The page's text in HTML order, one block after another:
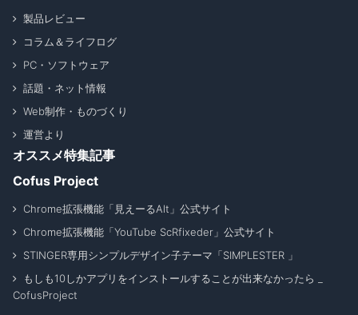
製品レビュー
コラム＆ライフログ
PC・ソフトウェア
話題・ネット情報
Web制作・ものづくり
運営より
オススメ特集記事
Cofus Project
Chrome拡張機能「見えーるAlt」公式サイト
Chrome拡張機能「YouTube ScRfixeder」公式サイト
STINGER専用シンプルデザイン子テーマ「SIMPLESTER 」
もしも10しかアプリをインストールすることが出来なかったら _
CofusProject